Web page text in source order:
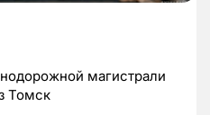
магистрали
Томск